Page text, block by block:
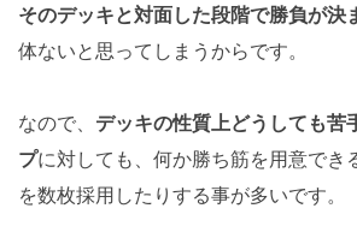
そのデッキと対面した段階で勝負が決
体ないと思ってしまうからです。
なので、 デッキの性質上どうしても苦
プに対しても、何か勝ち筋を用意でき
を数枚採用したりする事が多いです。